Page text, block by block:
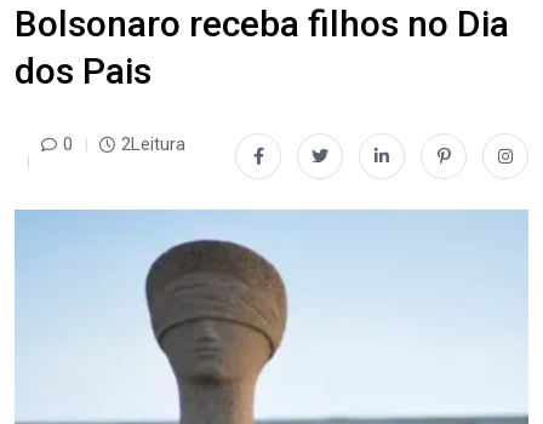
Bolsonaro receba filhos no Dia
dos Pais
0 2Leitura